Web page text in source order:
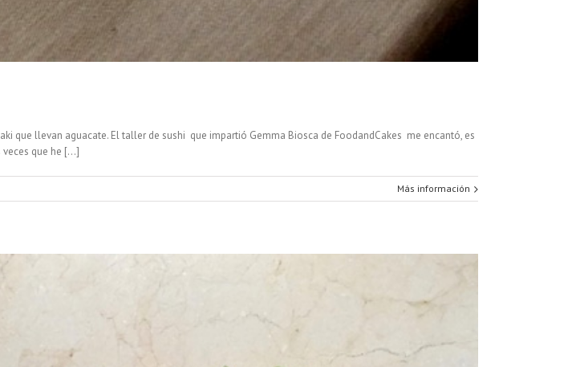
que llevan aguacate. El taller de sushi que impartió Gemma Biosca de FoodandCakes me encantó, es
que he [...]
Más información